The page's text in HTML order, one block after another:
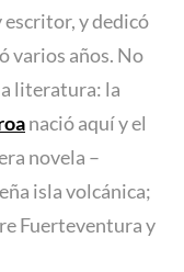
y dedicó
varios años. No
literatura: la
nació aquí y el
novela –
isla volcánica;
Fuerteventura y